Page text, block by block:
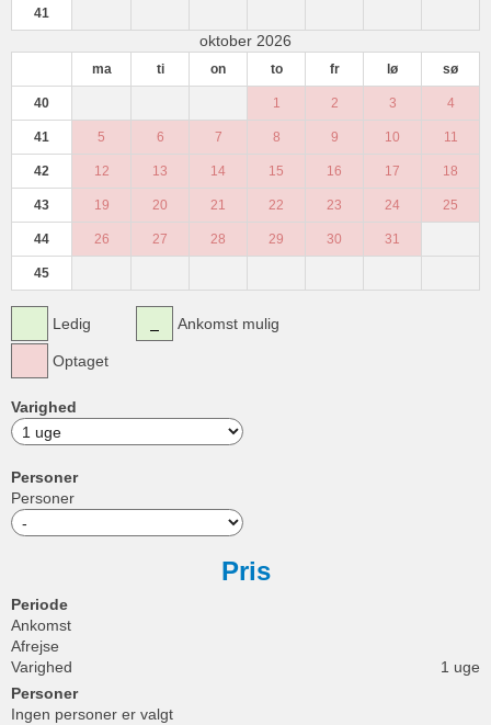
41
oktober 2026
ma ti on to fr lø sø
40 1 2 3 4
41 5 6 7 8 9 10 11
42 12 13 14 15 16 17 18
43 19 20 21 22 23 24 25
44 26 27 28 29 30 31
45
Ledig
Optaget
Ankomst mulig
Varighed
Personer
Personer
Pris
Periode
Ankomst
Afrejse
Varighed
1 uge
Personer
Ingen personer er valgt